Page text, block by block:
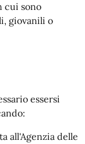
cui sono
giovanili o
essersi
all'Agenzia delle